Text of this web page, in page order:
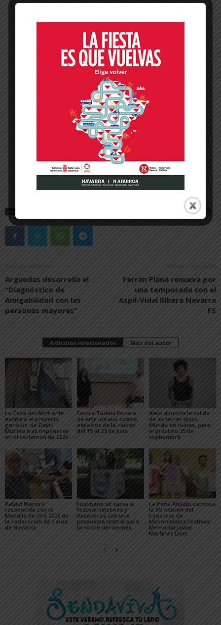
-- Publicidad --
PETRA
Artículo anterior
Arguedas desarrolla el
“Diagnóstico de
Amigabilidad con las
personas mayores”
Artículo siguiente
Ferran Plana renueva por
una temporada con el
Aspil-Vidal Ribera Navarra
FS
Artículos relacionados Más del autor
La Casa del Almirante
exhibirá el proyecto
ganador de David
Mutiloa tras imponerse
en el certamen de 2026
Futura Tudela llenará
de arte urbano cuatro
espacios de la ciudad
del 15 al 23 de julio
Alejo anuncia la salida
de su tercer disco,
Mundo en ruinas, para
el próximo 25 de
septiembre
Rafael Manero
reconocido con la
Medalla de Oro 2026 de
la Federación de Coros
de Navarra
Fustiñana se suma al
festival Rincones y
Recovecos con una
propuesta teatral para
la noche del viernes
La Peña Andatu convoca
la XV edición del
Concurso de
Microrrelatos Festivos
Memorial Javier
Martínez Llort